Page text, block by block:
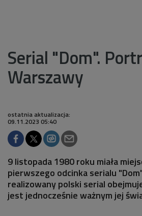
Serial "Dom".
Warszawy
ostatnia aktualizacja:
09.11.2023 05:40
9 listopada 1980 roku miała
pierwszego odcinka serialu
realizowany polski serial
jest jednocześnie ważnym jej